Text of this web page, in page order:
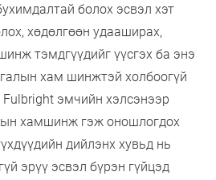
болох эсвэл хэт
хөдөлгөөн удааширах,
тэмдгүүдийг үүсгэх ба энэ
хам шинжтэй холбоогүй
эмчийн хэлсэнээр
хамшинж гэж оношлогдох
дийлэнх хувьд нь
эрүү эсвэл бүрэн гүйцэд